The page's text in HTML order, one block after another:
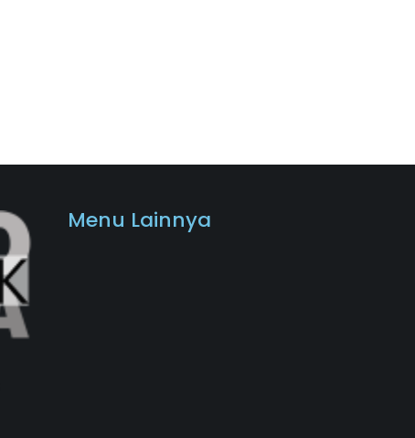
Menu Lainnya